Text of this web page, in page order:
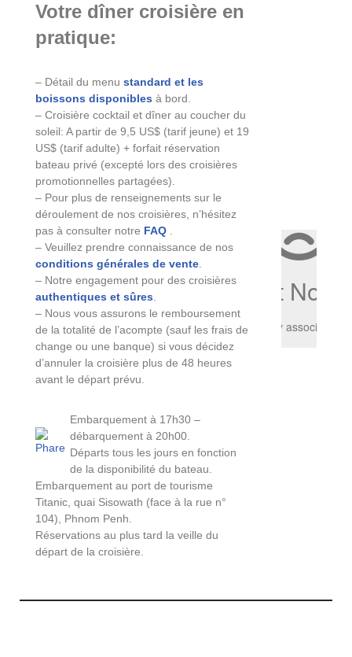
Votre dîner croisière en
pratique:
– Détail du menu standard et les
boissons disponibles à bord.
– Croisière cocktail et dîner au coucher du
soleil: A partir de 9,5 US$ (tarif jeune) et 19
US$ (tarif adulte) + forfait réservation
bateau privé (excepté lors des croisières
promotionnelles partagées).
– Pour plus de renseignements sur le
déroulement de nos croisières, n’hésitez
pas à consulter notre FAQ .
– Veuillez prendre connaissance de nos
conditions générales de vente.
– Notre engagement pour des croisières
authentiques et sûres.
– Nous vous assurons le remboursement
de la totalité de l’acompte (sauf les frais de
change ou une banque) si vous décidez
d’annuler la croisière plus de 48 heures
avant le départ prévu.
Embarquement à 17h30 –
débarquement à 20h00.
Départs tous les jours en fonction
de la disponibilité du bateau.
Embarquement au port de tourisme
Titanic, quai Sisowath (face à la rue n°
104), Phnom Penh.
Réservations au plus tard la veille du
départ de la croisière.